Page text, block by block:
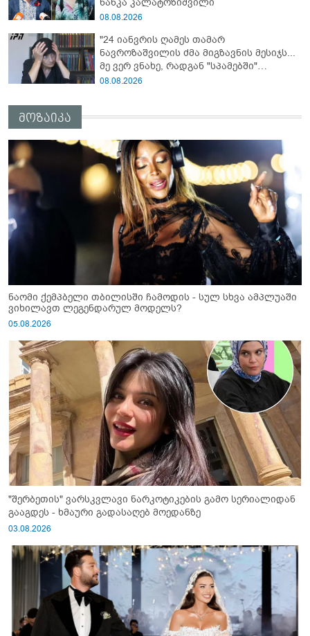
ნანკა კალატოზიშვილი
08.08.2026
"24 იანვრის ღამეს თამარ
ნავროზაშვილის ძმა მიგზავნის მესიჯს...
მე ვერ ვნახე, რადგან "სპამებში"
ჩავარდა": რა მისწერა ნია იმნაძის ბიძამ
08.08.2026
მოზაიკა
ნაომი ქემპბელი თბილისში ჩამოდის - სულ სხვა ამპლუაში
ვიხილავთ ლეგენდარულ მოდელს?
05.08.2026
"შერბეთის" ვარსკვლავი ნარკოტიკების გამო სერიალიდან
გააგდეს - ხმაური გადასაღებ მოედანზე
03.08.2026